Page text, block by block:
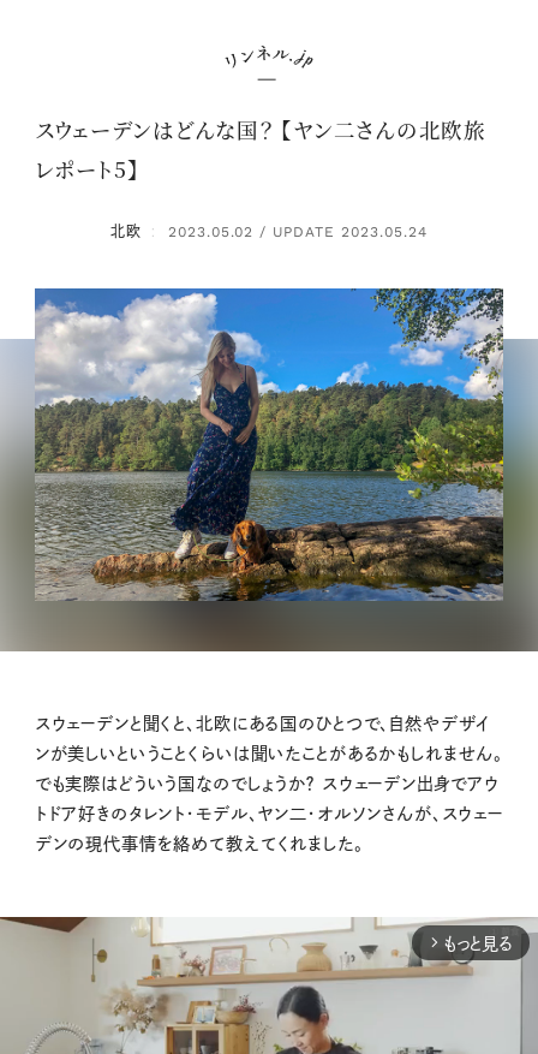
スウェーデンはどんな国？ 【ヤン二さんの北欧旅
レポート5】
北欧 ： 2023.05.02 / UPDATE 2023.05.24
スウェーデンと聞くと、北欧にある国のひとつで、自然やデザイ
ンが美しいということくらいは聞いたことがあるかもしれません。
でも実際はどういう国なのでしょうか？ スウェーデン出身でアウ
トドア好きのタレント・モデル、ヤン二・オルソンさんが、スウェー
デンの現代事情を絡めて教えてくれました。
arrow_forward_ios もっと見る